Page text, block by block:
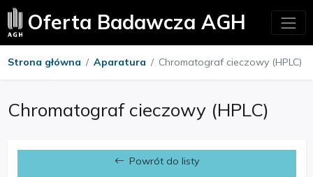
Oferta Badawcza AGH
Strona główna Aparatura Chromatograf cieczowy (HPLC)
Chromatograf cieczowy (HPLC)
Powrót do listy